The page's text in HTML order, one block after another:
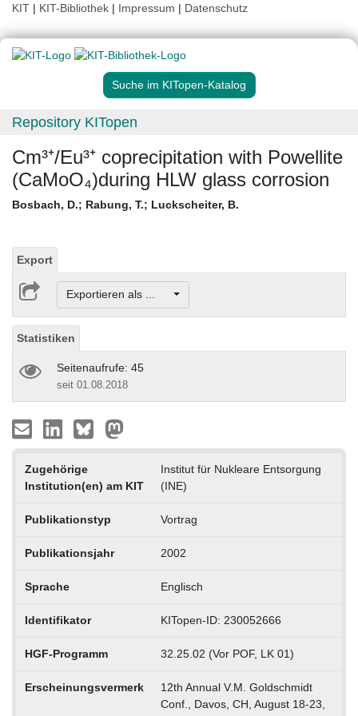
KIT | KIT-Bibliothek | Impressum | Datenschutz
Suche im KITopen-Katalog
Repository KITopen
Cm³⁺/Eu³⁺ coprecipitation with Powellite
(CaMoO₄)during HLW glass corrosion
Bosbach, D.; Rabung, T.; Luckscheiter, B.
Export
Exportieren als ...
Statistiken
Seitenaufrufe: 45
seit 01.08.2018
Zugehörige
Institution(en) am KIT
Institut für Nukleare Entsorgung
(INE)
Publikationstyp Vortrag
Publikationsjahr 2002
Sprache Englisch
Identifikator KITopen-ID: 230052666
HGF-Programm 32.25.02 (Vor POF, LK 01)
Erscheinungsvermerk
12th Annual V.M. Goldschmidt
Conf., Davos, CH, August 18-23,